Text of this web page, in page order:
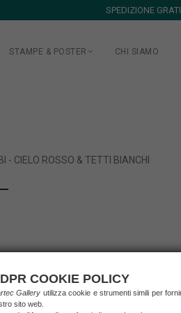
SPEDIZIONE
STAMPE & POSTER CHI SIAMO
- CIELO ROSSO & TETTI BIANCHI
COOKIE POLICY
Gallery utilizza cookie e strumenti simili per
sito web.